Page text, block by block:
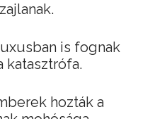
is fognak
katasztrófa.
hozták a